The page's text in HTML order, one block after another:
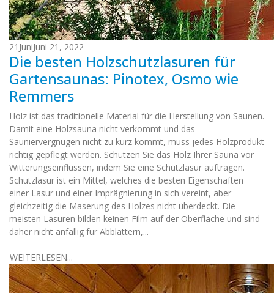
21 JuniJuni 21, 2022
Die besten Holzschutzlasuren für
Gartensaunas: Pinotex, Osmo wie
Remmers
Holz ist das traditionelle Material für die Herstellung von Saunen.
Damit eine Holzsauna nicht verkommt und das
Sauniervergnügen nicht zu kurz kommt, muss jedes Holzprodukt
richtig gepflegt werden. Schützen Sie das Holz Ihrer Sauna vor
Witterungseinflüssen, indem Sie eine Schutzlasur auftragen.
Schutzlasur ist ein Mittel, welches die besten Eigenschaften
einer Lasur und einer Imprägnierung in sich vereint, aber
gleichzeitig die Maserung des Holzes nicht überdeckt. Die
meisten Lasuren bilden keinen Film auf der Oberfläche und sind
daher nicht anfällig für Abblättern,...
WEITERLESEN...